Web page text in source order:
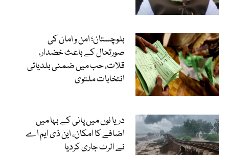
بلوچستان؛ امن و امان کی
صورتحال کے باعث خضدار،
قلات، حب میں ضمنی بلدیاتی
انتخابات ملتوی
دریا ئوں میں پانی کے بہا میں
اضافے کا امکان، این ڈی ایم اے
نے الرٹ جاری کردیا